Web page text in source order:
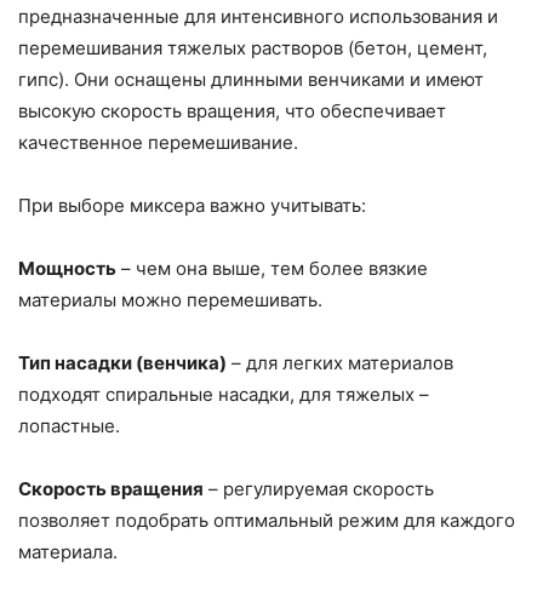
предназначенные для интенсивного использования и
перемешивания тяжелых растворов (бетон, цемент,
гипс). Они оснащены длинными венчиками и имеют
высокую скорость вращения, что обеспечивает
качественное перемешивание.
При выборе миксера важно учитывать:
Мощность – чем она выше, тем более вязкие
материалы можно перемешивать.
Тип насадки (венчика) – для легких материалов
подходят спиральные насадки, для тяжелых –
лопастные.
Скорость вращения – регулируемая скорость
позволяет подобрать оптимальный режим для каждого
материала.